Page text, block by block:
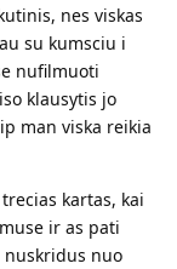
nes viskas
su kumsciu i
nufilmuoti
klausytis jo
man viska reikia
kartas, kai
ir as pati
nuo